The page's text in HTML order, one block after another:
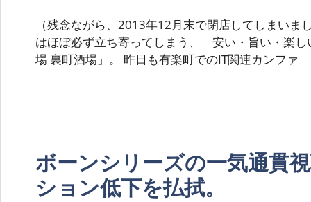
（残念ながら、2013年12月末で閉店してしまいま
はほぼ必ず立ち寄ってしまう、「安い・旨い・楽
場 裏町酒場」。 昨日も有楽町でのIT関連カンファ
ボーンシリーズの一気通貫
ション低下を払拭。